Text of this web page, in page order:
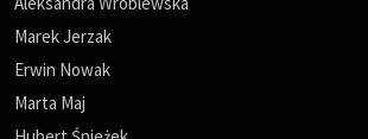
Marek Jerzak
Erwin Nowak
Marta Maj